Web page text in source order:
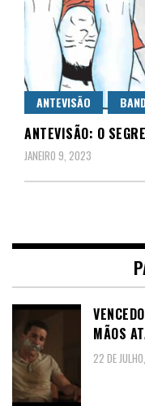
ANTEVISÃO
ANTEVISÃO: O
JANEIRO 9, 2023
MÃOS
22 DE